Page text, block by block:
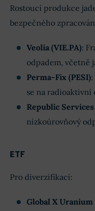
Rostoucí produkce
bezpečného
Veolia (VIE.PA):
odpadem, včetně
Perma-Fix (PESI)
se na radioaktivní
Republic Services
nízkoúrovňový
ETF
Pro diverzifikaci:
Global X Uranium